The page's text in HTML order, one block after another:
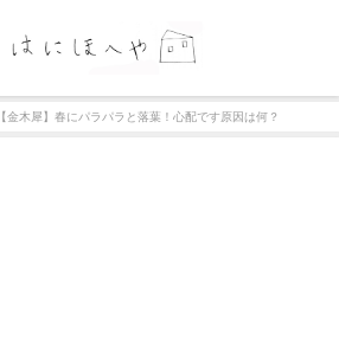
【金木犀】春にパラパラと落葉！心配です原因は何？